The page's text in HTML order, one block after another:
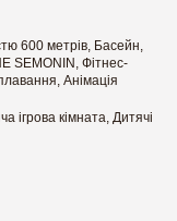
600 метрів, Басейн,
SEMONIN, Фітнес-
Анімація
ігрова кімната, Дитячі